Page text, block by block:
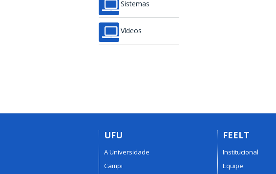
Sistemas
Vídeos
UFU
A Universidade
Campi
FEELT
Institucional
Equipe